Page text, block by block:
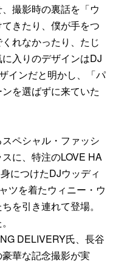
撮影時の裏話を「ウ
きたり、僕が手をつ
れなかったり、たじ
入りのデザインはDJ
インだと明かし、「パ
を選ばずに来ていた
ペシャル・ファッシ
に、特注のLOVE HA
につけたDJウッディ
ツを着たウィニー・ウ
を引き連れて登場。
DELIVERY氏、長谷
華な記念撮影が実